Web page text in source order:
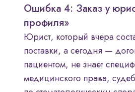
Ошибка 4: Заказ у
профиля»
Юрист, который вчера
поставки, а сегодня —
пациентом, не знает
медицинского права,